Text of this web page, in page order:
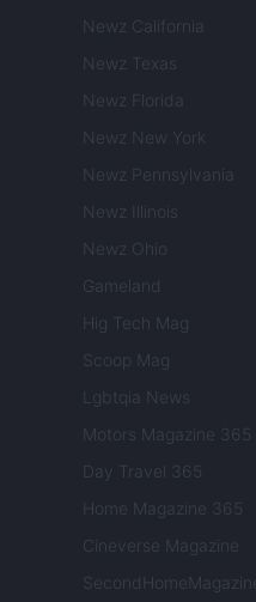
Newz California
Newz Texas
Newz Florida
Newz New York
Newz Pennsylvania
Newz Illinois
Newz Ohio
Gameland
Hig Tech Mag
Scoop Mag
Lgbtqia News
Motors Magazine 365
Day Travel 365
Home Magazine 365
Cineverse Magazine
SecondHomeMagazine